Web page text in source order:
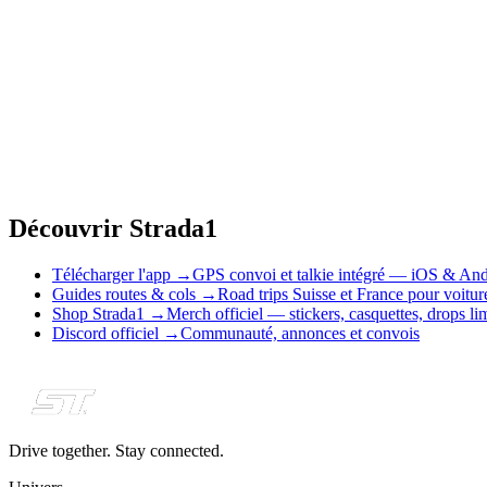
Découvrir Strada1
Télécharger l'app →GPS convoi et talkie intégré — iOS &
Guides routes & cols →Road trips Suisse et France pour
Shop Strada1 →Merch officiel — stickers, casquettes, drops
Discord officiel →Communauté, annonces et convois
Drive together. Stay connected.